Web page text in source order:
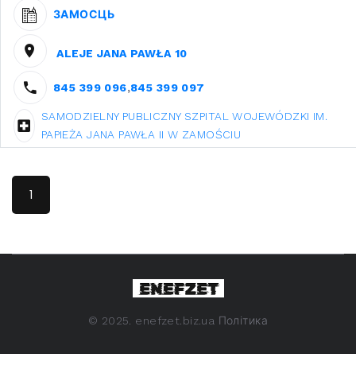
ЗАМОСЦЬ
ALEJE JANA PAWŁA 10
845 399 096,845 399 097
SAMODZIELNY PUBLICZNY SZPITAL WOJEWÓDZKI IM.
PAPIEŻA JANA PAWŁA II W ZAMOŚCIU
1
© 2025. enefzet.biz.ua Політика